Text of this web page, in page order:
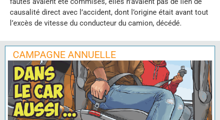
causalité direct avec l’accident, dont l’origine était avant tout
l’excès de vitesse du conducteur du camion, décédé.
CAMPAGNE ANNUELLE